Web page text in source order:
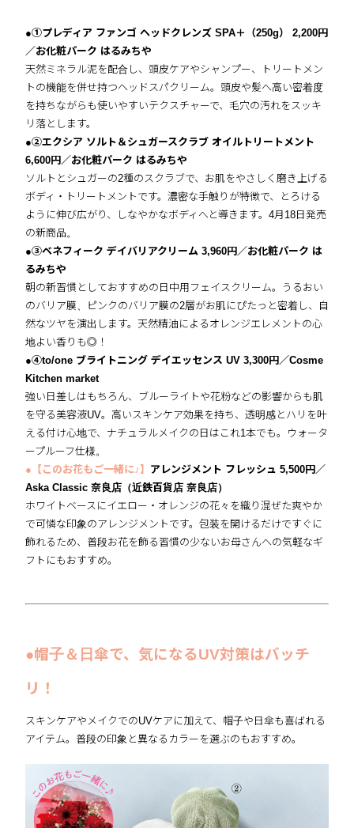
●①プレディア ファンゴ ヘッドクレンズ SPA＋（250g） 2,200円
／お化粧パーク はるみちや
天然ミネラル泥を配合し、頭皮ケアやシャンプー、トリートメン
トの機能を併せ持つヘッドスパクリーム。頭皮や髪へ高い密着度
を持ちながらも使いやすいテクスチャーで、毛穴の汚れをスッキ
リ落とします。
●②エクシア ソルト＆シュガースクラブ オイルトリートメント
6,600円／お化粧パーク はるみちや
ソルトとシュガーの2種のスクラブで、お肌をやさしく磨き上げる
ボディ・トリートメントです。濃密な手触りが特徴で、とろける
ように伸び広がり、しなやかなボディへと導きます。4月18日発売
の新商品。
●③ベネフィーク デイバリアクリーム 3,960円／お化粧パーク は
るみちや
朝の新習慣としておすすめの日中用フェイスクリーム。うるおい
のバリア膜、ピンクのバリア膜の2層がお肌にぴたっと密着し、自
然なツヤを演出します。天然精油によるオレンジエレメントの心
地よい香りも◎！
●④to/one ブライトニング デイエッセンス UV 3,300円／Cosme
Kitchen market
強い日差しはもちろん、ブルーライトや花粉などの影響からも肌
を守る美容液UV。高いスキンケア効果を持ち、透明感とハリを叶
える付け心地で、ナチュラルメイクの日はこれ1本でも。ウォータ
ープルーフ仕様。
●【このお花もご一緒に♪】 アレンジメント フレッシュ 5,500円／
Aska Classic 奈良店（近鉄百貨店 奈良店）
ホワイトベースにイエロー・オレンジの花々を織り混ぜた爽やか
で可憐な印象のアレンジメントです。包装を開けるだけですぐに
飾れるため、普段お花を飾る習慣の少ないお母さんへの気軽なギ
フトにもおすすめ。
●帽子＆日傘で、気になるUV対策はバッチ
リ！
スキンケアやメイクでのUVケアに加えて、帽子や日傘も喜ばれる
アイテム。普段の印象と異なるカラーを選ぶのもおすすめ。